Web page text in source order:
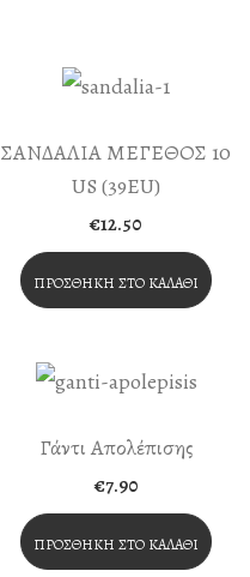
ΣΑΝΔΑΛΙΑ ΜΕΓΕΘΟΣ 10
US (39EU)
€12.50
ΠΡΟΣΘΉΚΗ ΣΤΟ ΚΑΛΆΘΙ
Γάντι Απολέπισης
€7.90
ΠΡΟΣΘΉΚΗ ΣΤΟ ΚΑΛΆΘΙ